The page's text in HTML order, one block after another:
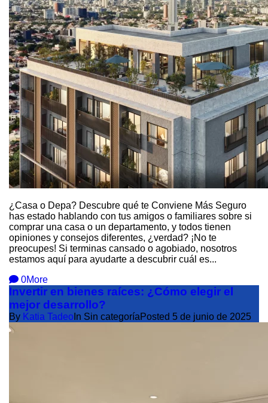
¿Casa o Depa? Descubre qué te Conviene Más Seguro
has estado hablando con tus amigos o familiares sobre si
comprar una casa o un departamento, y todos tienen
opiniones y consejos diferentes, ¿verdad? ¡No te
preocupes! Si terminas cansado o agobiado, nosotros
estamos aquí para ayudarte a descubrir cuál es...
0More
Invertir en bienes raíces: ¿Cómo elegir el
mejor desarrollo?
By Katia Tadeo In Sin categoríaPosted 5 de junio de 2025